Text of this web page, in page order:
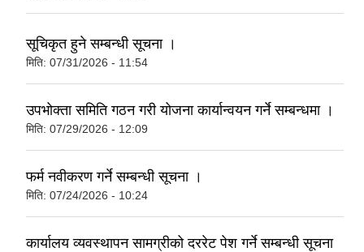
सूचिकृत हुने सम्बन्धी सूचना ।
मिति: 07/31/2026 - 11:54
उपभोक्ता समिति गठन गरी योजना कार्यान्वयन गर्ने सम्बन्धमा ।
मिति: 07/29/2026 - 12:09
फर्म नवीकरण गर्ने सम्बन्धी सूचना ।
मिति: 07/24/2026 - 10:24
कार्यालय व्यवस्थापन सामग्रीको दररेट पेश गर्ने सम्बन्धी सूचना